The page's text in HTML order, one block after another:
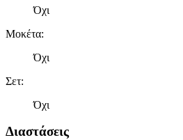
Όχι
Μοκέτα:
Όχι
Σετ:
Όχι
Διαστάσεις